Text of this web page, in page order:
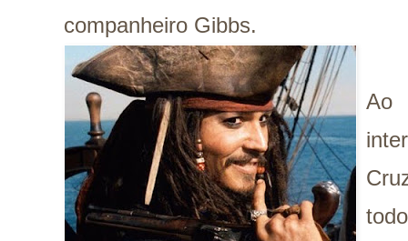
companheiro Gibbs.
Ao